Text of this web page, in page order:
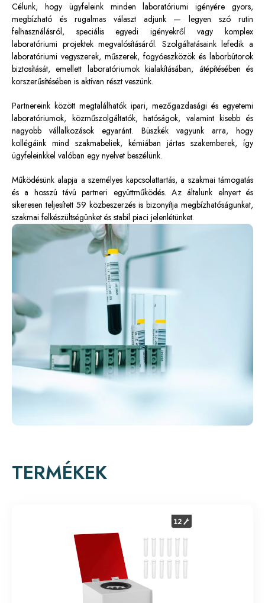
Célunk, hogy ügyfeleink minden laboratóriumi igényére gyors,
megbízható és rugalmas választ adjunk — legyen szó rutin
felhasználásról, speciális egyedi igényekről vagy komplex
laboratóriumi projektek megvalósításáról. Szolgáltatásaink lefedik a
laboratóriumi vegyszerek, műszerek, fogyóeszközök és laborbútorok
biztosítását, emellett laboratóriumok kialakításában, átépítésében és
korszerűsítésében is aktívan részt veszünk.
Partnereink között megtalálhatók ipari, mezőgazdasági és egyetemi
laboratóriumok, közműszolgáltatók, hatóságok, valamint kisebb és
nagyobb vállalkozások egyaránt. Büszkék vagyunk arra, hogy
kollégáink mind szakmabeliek, kémiában jártas szakemberek, így
ügyfeleinkkel valóban egy nyelvet beszélünk.
Működésünk alapja a személyes kapcsolattartás, a szakmai támogatás
és a hosszú távú partneri együttműködés. Az általunk elnyert és
sikeresen teljesített 59 közbeszerzés is bizonyítja megbízhatóságunkat,
szakmai felkészültségünket és stabil piaci jelenlétünket.
TERMÉKEK